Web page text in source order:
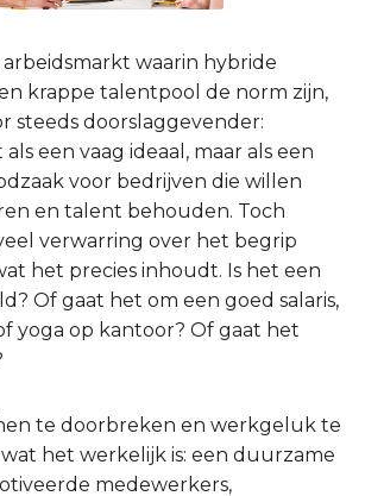
arbeidsmarkt waarin hybride
krappe talentpool de norm zijn,
steeds doorslaggevender:
een vaag ideaal, maar als een
voor bedrijven die willen
en talent behouden. Toch
verwarring over het begrip
het precies inhoudt. Is het een
Of gaat het om een goed salaris,
yoga op kantoor? Of gaat het
te doorbreken en werkgeluk te
het werkelijk is: een duurzame
medewerkers,